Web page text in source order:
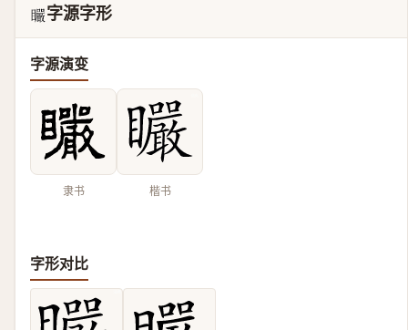
𥍓 字源字形
字源演变
隶书 楷书
字形对比